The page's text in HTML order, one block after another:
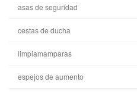
asas de seguridad
cestas de ducha
limpiamamparas
espejos de aumento